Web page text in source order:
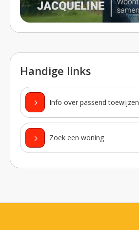
Handige links
Info over passend toewijzen
Zoek een woning